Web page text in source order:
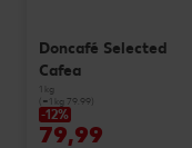
Doncafé Selected
Cafea
1 kg
(=1 kg 79.99)
-12%
79,99